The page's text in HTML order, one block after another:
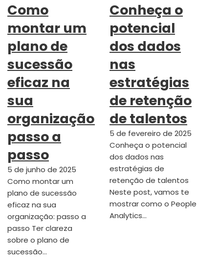
Como
montar um
plano de
sucessão
eficaz na
sua
organização:
passo a
passo
5 de junho de 2025
Como montar um
plano de sucessão
eficaz na sua
organização: passo a
passo Ter clareza
sobre o plano de
sucessão…
Conheça o
potencial
dos dados
nas
estratégias
de retenção
de talentos
5 de fevereiro de 2025
Conheça o potencial
dos dados nas
estratégias de
retenção de talentos
Neste post, vamos te
mostrar como o People
Analytics…